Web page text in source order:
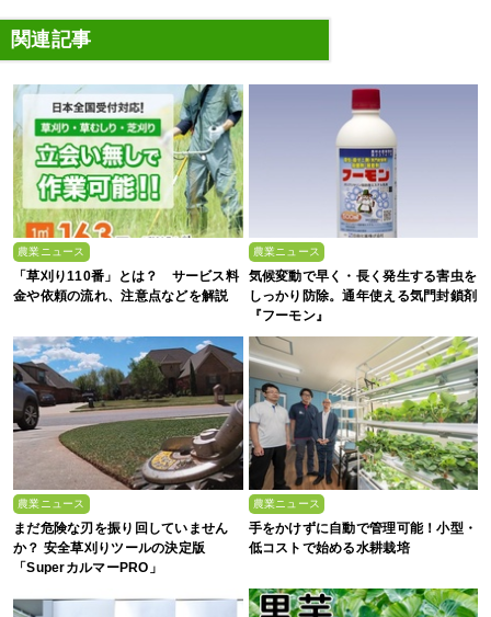
関連記事
農業ニュース
「草刈り110番」とは？ サービス料
金や依頼の流れ、注意点などを解説
農業ニュース
気候変動で早く・長く発生する害虫を
しっかり防除。通年使える気門封鎖剤
『フーモン』
農業ニュース
まだ危険な刃を振り回していません
か？ 安全草刈りツールの決定版
「SuperカルマーPRO」
農業ニュース
手をかけずに自動で管理可能！小型・
低コストで始める水耕栽培